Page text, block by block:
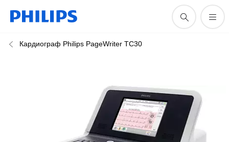
Кардиограф Philips PageWriter TC30